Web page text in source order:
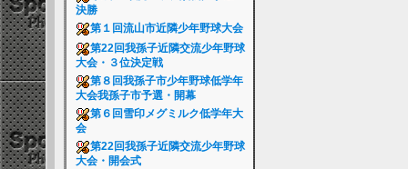
決勝
第１回流山市近隣少年野球大会
第22回我孫子近隣交流少年野球
大会・３位決定戦
第８回我孫子市少年野球低学年
大会我孫子市予選・開幕
第６回雪印メグミルク低学年大
会
第22回我孫子近隣交流少年野球
大会・開会式